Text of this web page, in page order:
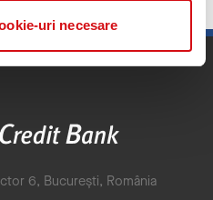
uri necesare
6, București, România